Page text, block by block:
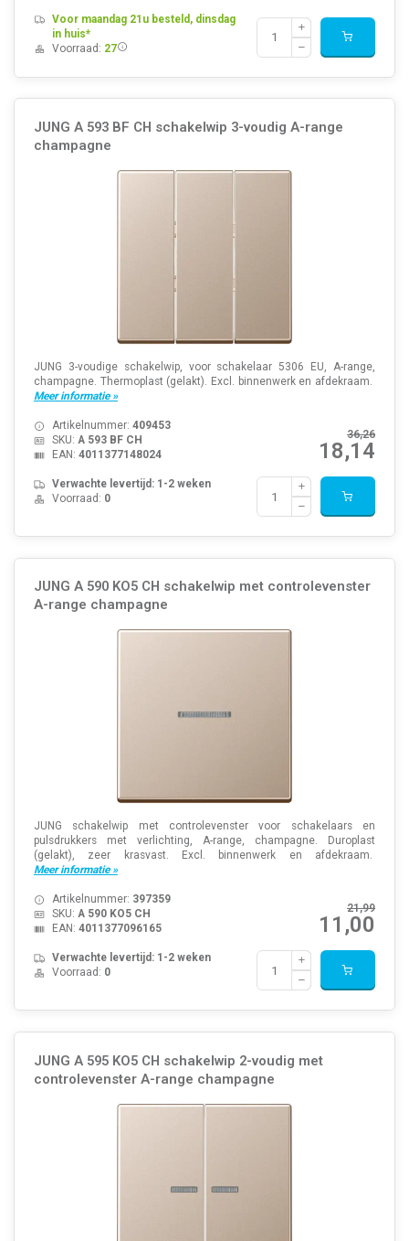
Voor maandag 21u besteld, dinsdag
in huis*
Voorraad: 27
JUNG A 593 BF CH schakelwip 3-voudig A-range
champagne
JUNG 3-voudige schakelwip, voor schakelaar 5306 EU, A-range,
champagne. Thermoplast (gelakt). Excl. binnenwerk en afdekraam.
Meer informatie »
36,26
18,14
Artikelnummer: 409453
SKU: A 593 BF CH
EAN: 4011377148024
Verwachte levertijd: 1-2 weken
Voorraad: 0
JUNG A 590 KO5 CH schakelwip met controlevenster
A-range champagne
JUNG schakelwip met controlevenster voor schakelaars en
pulsdrukkers met verlichting, A-range, champagne. Duroplast
(gelakt), zeer krasvast. Excl. binnenwerk en afdekraam.
Meer informatie »
21,99
11,00
Artikelnummer: 397359
SKU: A 590 KO5 CH
EAN: 4011377096165
Verwachte levertijd: 1-2 weken
Voorraad: 0
JUNG A 595 KO5 CH schakelwip 2-voudig met
controlevenster A-range champagne